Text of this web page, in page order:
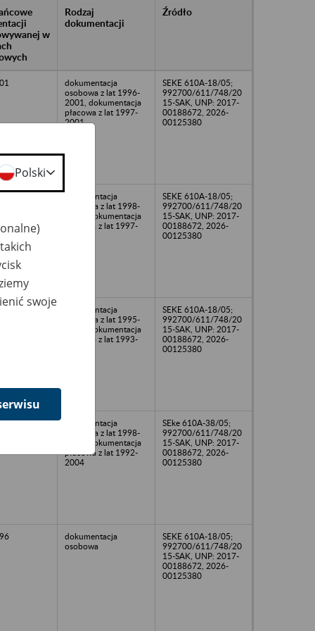
w
Rodzaj
dokumentacji
Źródło
dokumentacja
osobowa z lat 1996-
2001, dokumentacja
płacowa z lat 1997-
2001
SEKE 610A-18/05;
992700/611/748/20
15-SAK, UNP: 2017-
00188672, 2026-
00125380
dokumentacja
osobowa z lat 1998-
2001, dokumentacja
płacowa z lat 1997-
SEKE 610A-18/05;
992700/611/748/20
15-SAK, UNP: 2017-
00188672, 2026-
00125380
dokumentacja
osobowa z lat 1995-
2001, dokumentacja
płacowa z lat 1993-
SEKE 610A-18/05;
992700/611/748/20
15-SAK, UNP: 2017-
00188672, 2026-
00125380
dokumentacja
osobowa z lat 1998-
2000, dokumentacja
płacowa z lat 1992-
2004
SEke 610A-38/05;
992700/611/748/20
15-SAK, UNP: 2017-
00188672, 2026-
00125380
dokumentacja
osobowa
SEKE 610A-18/05;
992700/611/748/20
15-SAK, UNP: 2017-
00188672, 2026-
00125380
Polski
swoje